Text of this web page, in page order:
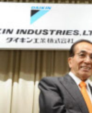
番頭さん倶楽部
ログイン
ストリーム